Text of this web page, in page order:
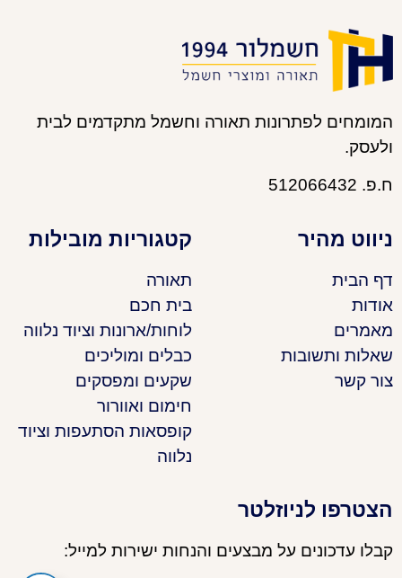
המומחים לפתרונות תאורה וחשמל מתקדמים לבית
ולעסק.
ח.פ. 512066432
ניווט מהיר
דף הבית
אודות
מאמרים
שאלות ותשובות
צור קשר
קטגוריות מובילות
תאורה
בית חכם
לוחות/ארונות וציוד נלווה
כבלים ומוליכים
שקעים ומפסקים
חימום ואוורור
קופסאות הסתעפות וציוד
נלווה
הצטרפו לניוזלטר
קבלו עדכונים על מבצעים והנחות ישירות למייל: